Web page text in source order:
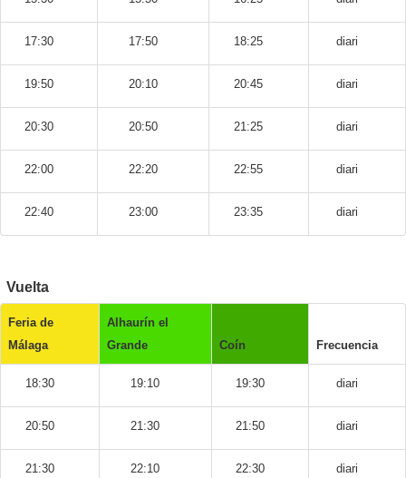
17:30 17:50 18:25 diari
19:50 20:10 20:45 diari
20:30 20:50 21:25 diari
22:00 22:20 22:55 diari
22:40 23:00 23:35 diari
Vuelta
Feria de
Málaga
Alhaurín el
Grande
Coín Frecuencia
18:30 19:10 19:30 diari
20:50 21:30 21:50 diari
21:30 22:10 22:30 diari